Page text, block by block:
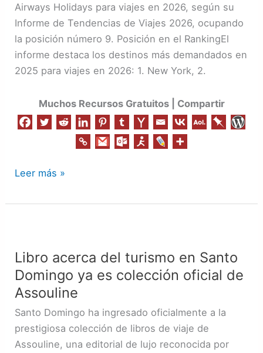
Airways Holidays para viajes en 2026, según su
Informe de Tendencias de Viajes 2026, ocupando
la posición número 9. Posición en el RankingEl
informe destaca los destinos más demandados en
2025 para viajes en 2026: 1. New York, 2.
Muchos Recursos Gratuitos | Compartir
buscados
Leer más »
Libro acerca del turismo en Santo
Domingo ya es colección oficial de
Assouline
Santo Domingo ha ingresado oficialmente a la
prestigiosa colección de libros de viaje de
Assouline, una editorial de lujo reconocida por
del
turismo
en
ya